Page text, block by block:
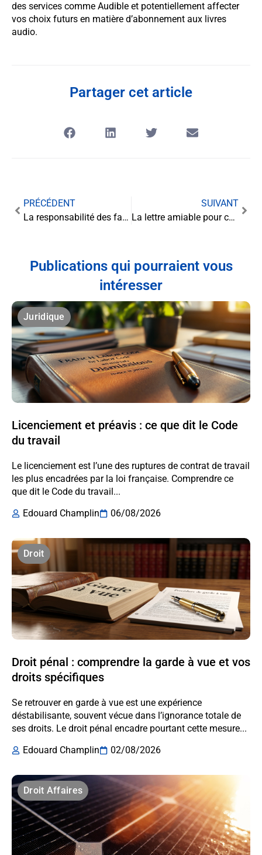
des services comme Audible et potentiellement affecter
vos choix futurs en matière d’abonnement aux livres
audio.
Partager cet article
PRÉCÉDENT
La responsabilité des fabricants de dispositifs médicaux : un enjeu majeur pour la santé publique
SUIVANT
La lettre amiable pour cesser le versement de la pension alimentaire : mode d’emploi
Publications qui pourraient vous
intéresser
Juridique
Licenciement et préavis : ce que dit le Code
du travail
Le licenciement est l’une des ruptures de contrat de travail
les plus encadrées par la loi française. Comprendre ce
que dit le Code du travail...
Edouard Champlin
06/08/2026
Droit
Droit pénal : comprendre la garde à vue et vos
droits spécifiques
Se retrouver en garde à vue est une expérience
déstabilisante, souvent vécue dans l’ignorance totale de
ses droits. Le droit pénal encadre pourtant cette mesure...
Edouard Champlin
02/08/2026
Droit Affaires